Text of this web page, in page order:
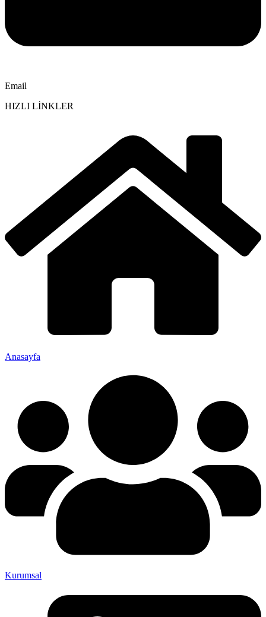
Email
HIZLI LİNKLER
Anasayfa
Kurumsal